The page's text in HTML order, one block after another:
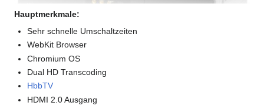
Hauptmerkmale:
Sehr schnelle Umschaltzeiten
WebKit Browser
Chromium OS
Dual HD Transcoding
HbbTV
HDMI 2.0 Ausgang